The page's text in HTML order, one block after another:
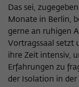
Das sei,
Monate in Berlin,
gerne an ruhigen
Vortragssaal setzt
ihre Zeit intensiv,
Erfahrungen zu
der Isolation in